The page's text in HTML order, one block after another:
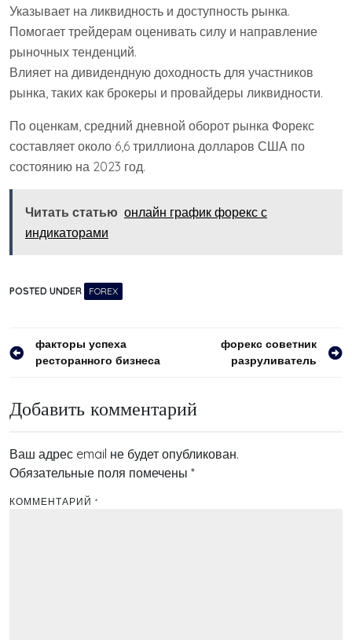
Указывает на ликвидность и доступность рынка.
Помогает трейдерам оценивать силу и направление
рыночных тенденций.
Влияет на дивидендную доходность для участников
рынка, таких как брокеры и провайдеры ликвидности.
По оценкам, средний дневной оборот рынка Форекс
составляет около 6,6 триллиона долларов США по
состоянию на 2023 год.
Читать статью онлайн график форекс с
индикаторами
POSTED UNDER FOREX
Навигация
факторы успеха
ресторанного бизнеса
форекс советник
разруливатель
Добавить комментарий
Ваш адрес email не будет опубликован.
Обязательные поля помечены *
КОММЕНТАРИЙ *